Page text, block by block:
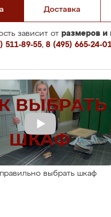
Доставка
зависит от размеров и
511-89-55, 8 (495) 665-24-
выбрать шкаф